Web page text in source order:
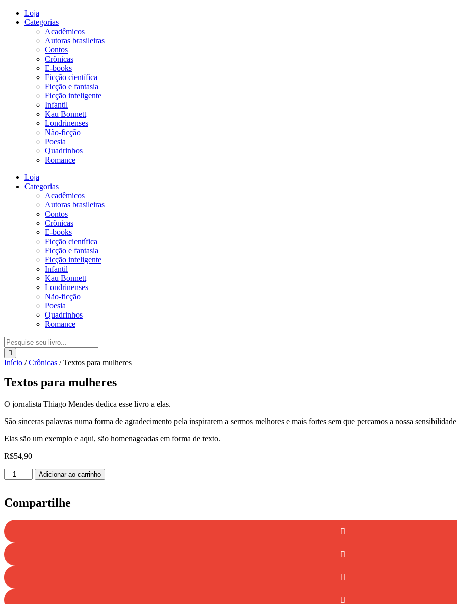
Loja
Categorias
Acadêmicos
Autoras brasileiras
Contos
Crônicas
E-books
Ficção científica
Ficção e fantasia
Ficção inteligente
Infantil
Kau Bonnett
Londrinenses
Não-ficção
Poesia
Quadrinhos
Romance
Loja
Categorias
Acadêmicos
Autoras brasileiras
Contos
Crônicas
E-books
Ficção científica
Ficção e fantasia
Ficção inteligente
Infantil
Kau Bonnett
Londrinenses
Não-ficção
Poesia
Quadrinhos
Romance
Pesquisar
...
Início /Crônicas / Textos para mulheres
Textos para mulheres
O jornalista Thiago Mendes dedica esse livro a elas.
São sinceras palavras numa forma de agradecimento pela inspirarem a sermos melhores e mais fortes sem que percamos a nossa
Elas são um exemplo e aqui, são homenageadas em forma de texto.
R$54,90
Textos
para
quantidade
Adicionar ao carrinho
Compartilhe